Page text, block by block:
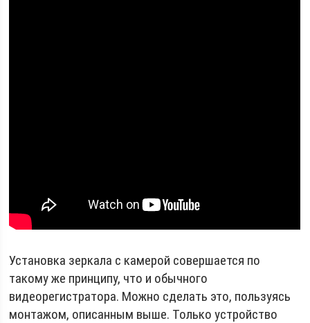
Установка зеркала с камерой совершается по
такому же принципу, что и обычного
видеорегистратора. Можно сделать это, пользуясь
монтажом, описанным выше. Только устройство